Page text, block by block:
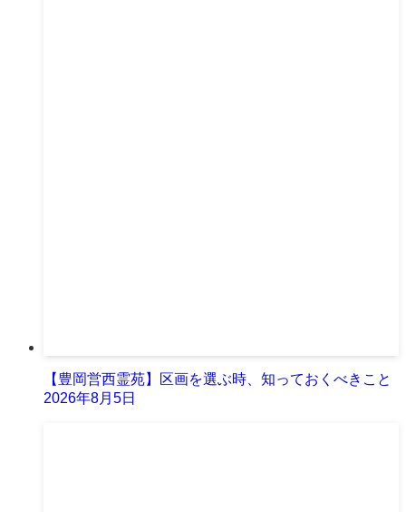
【豊岡営西霊苑】区画を選ぶ時、知っておくべきこと
2026年8月5日